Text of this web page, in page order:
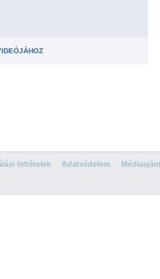
feltételek Adatvédelem